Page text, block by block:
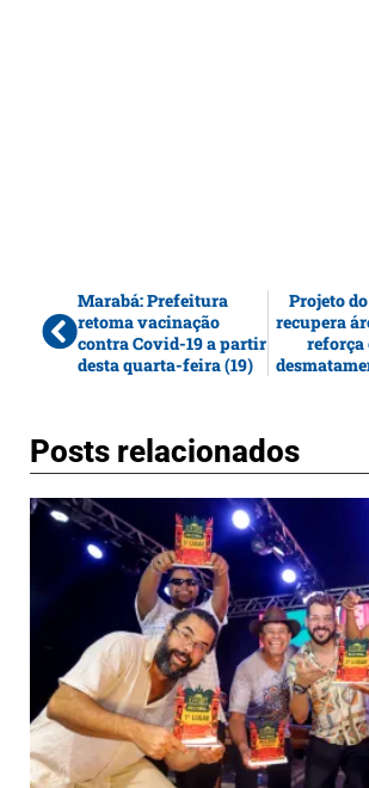
Marabá: Prefeitura
retoma vacinação
contra Covid-19 a partir
desta quarta-feira (19)
Projeto
recupera
reforça
Posts relacionados